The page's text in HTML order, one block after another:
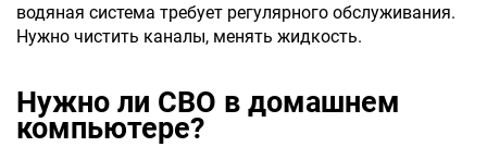
водяная система требует регулярного обслуживания.
Нужно чистить каналы, менять жидкость.
Нужно ли СВО в домашнем
компьютере?